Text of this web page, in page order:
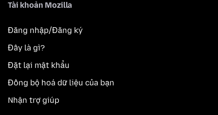
Tài khoản Mozilla
Đăng nhập/Đăng ký
Đây là gì?
Đặt lại mật khẩu
Đồng bộ hoá dữ liệu của bạn
Nhận trợ giúp